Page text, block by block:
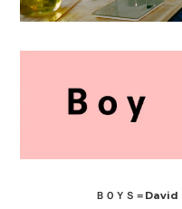
ＢＯＹＳ＝